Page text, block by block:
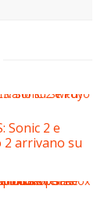
Sonic 2 e
2 arrivano su